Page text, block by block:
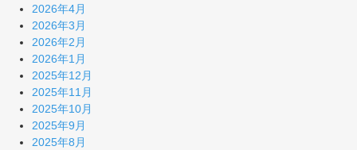
2026年4月
2026年3月
2026年2月
2026年1月
2025年12月
2025年11月
2025年10月
2025年9月
2025年8月